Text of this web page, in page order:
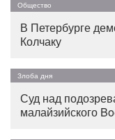
Общество
В Петербурге
Колчаку
Злоба дня
Суд над
малайзийского